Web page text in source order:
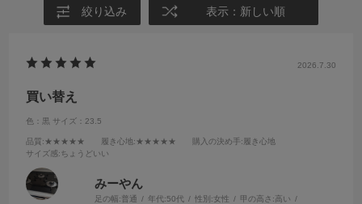
絞り込み 表示：新しい順
2026.7.30
買い替え
色：黒 サイズ：23.5
品質:★★★★★ 履き心地:★★★★★ 購入の決め手 :履き心地
サイズ感:ちょうどいい
みーやん
足の幅: 普通 年代:50代 性別:女性 甲の高さ:高い